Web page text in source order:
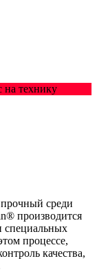
на технику
среди
производится
специальных
процессе,
качества,